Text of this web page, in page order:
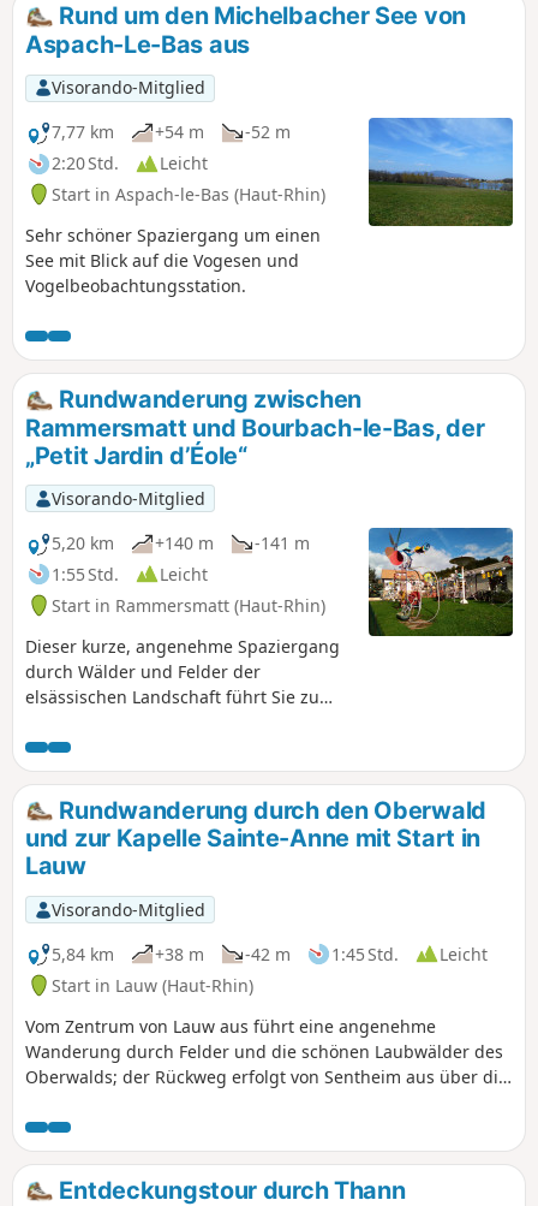
Rund um den Michelbacher See von
Aspach-Le-Bas aus
Visorando-Mitglied
7,77 km
+54 m
-52 m
2:20 Std.
Leicht
Start in Aspach-le-Bas (Haut-Rhin)
Sehr schöner Spaziergang um einen
See mit Blick auf die Vogesen und
Vogelbeobachtungsstation.
Rundwanderung zwischen
Rammersmatt und Bourbach-le-Bas, der
„Petit Jardin d’Éole“
Visorando-Mitglied
5,20 km
+140 m
-141 m
1:55 Std.
Leicht
Start in Rammersmatt (Haut-Rhin)
Dieser kurze, angenehme Spaziergang
durch Wälder und Felder der
elsässischen Landschaft führt Sie zu
Sehenswürdigkeiten von Bourbach-le-
bas: dem „Petit Jardin d’Éole“,
bestehend aus Maschinen, die von
einer Privatperson aus
wiederverwerteten Teilen gebaut
wurden und vom Wind angetrieben
werden. Entlang der Strecke können Sie
außerdem einen botanischen Lehrpfad
erkunden und zu Beginn des
Spaziergangs einige schöne Ausblicke
auf die elsässische Ebene genießen.
Rundwanderung durch den Oberwald
und zur Kapelle Sainte-Anne mit Start in
Lauw
Visorando-Mitglied
5,84 km
+38 m -42 m 1:45 Std.
Leicht
Start in Lauw (Haut-Rhin)
Vom Zentrum von Lauw aus führt eine angenehme
Wanderung durch Felder und die schönen Laubwälder des
Oberwalds; der Rückweg erfolgt von Sentheim aus über die
bevor man den Ufern der Doller folgt.
Entdeckungstour durch Thann